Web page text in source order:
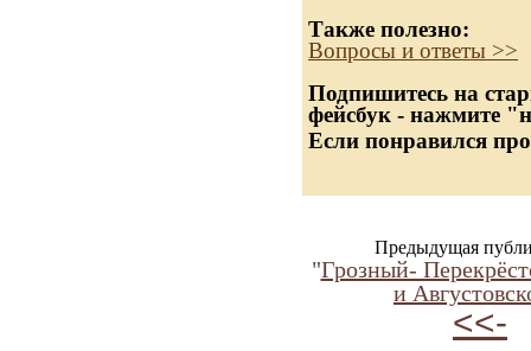
Также полезно:
Вопросы и ответы >>
Подпишитесь на
фейсбук - нажмите
Если понравился
Предыдущая
"Грозный-
и
<<-